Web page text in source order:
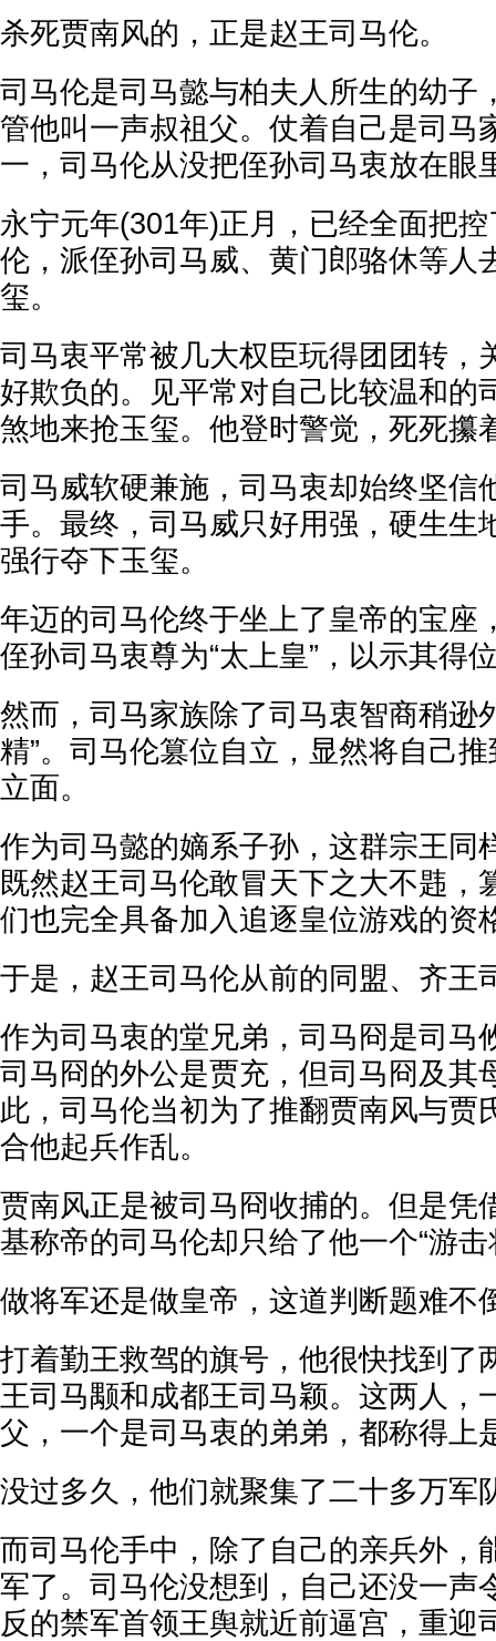
杀死贾南风的，正是赵王司马伦。
司马伦是司马懿与柏夫人所生的幼子
管他叫一声叔祖父。仗着自己是司马
一，司马伦从没把侄孙司马衷放在眼
永宁元年(301年)正月，已经全面把
伦，派侄孙司马威、黄门郎骆休等人
玺。
司马衷平常被几大权臣玩得团团转，
好欺负的。见平常对自己比较温和的
煞地来抢玉玺。他登时警觉，死死攥
司马威软硬兼施，司马衷却始终坚信
手。最终，司马威只好用强，硬生生
强行夺下玉玺。
年迈的司马伦终于坐上了皇帝的宝座
侄孙司马衷尊为“太上皇”，以示其得
然而，司马家族除了司马衷智商稍逊
精”。司马伦篡位自立，显然将自己
立面。
作为司马懿的嫡系子孙，这群宗王同
既然赵王司马伦敢冒天下之大不韪，
们也完全具备加入追逐皇位游戏的资
于是，赵王司马伦从前的同盟、齐王
作为司马衷的堂兄弟，司马冏是司马
司马冏的外公是贾充，但司马冏及其
此，司马伦当初为了推翻贾南风与贾
合他起兵作乱。
贾南风正是被司马冏收捕的。但是凭
基称帝的司马伦却只给了他一个“游
做将军还是做皇帝，这道判断题难不
打着勤王救驾的旗号，他很快找到了
王司马颙和成都王司马颖。这两人，
父，一个是司马衷的弟弟，都称得上
没过多久，他们就聚集了二十多万军
而司马伦手中，除了自己的亲兵外，
军了。司马伦没想到，自己还没一声
反的禁军首领王舆就近前逼宫，重迎